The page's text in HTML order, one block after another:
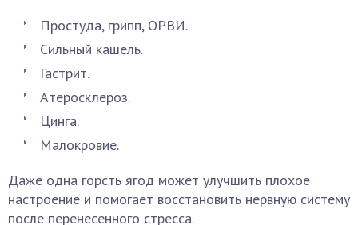
Простуда, грипп, ОРВИ.
Сильный кашель.
Гастрит.
Атеросклероз.
Цинга.
Малокровие.
Даже одна горсть ягод может улучшить плохое
настроение и помогает восстановить нервную систему
после перенесенного стресса.